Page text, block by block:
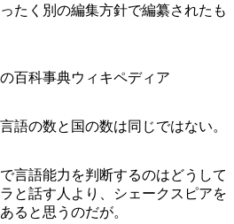
たく別の編集方針で編纂されたも
百科事典ウィキペディア
語の数と国の数は同じではない。
言語能力を判断するのはどうして
と話す人より、シェークスピアを
ると思うのだが。